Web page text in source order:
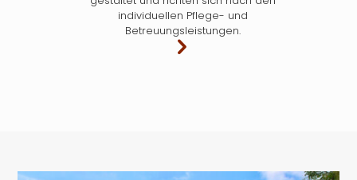
individuellen Pflege- und
Betreuungsleistungen.